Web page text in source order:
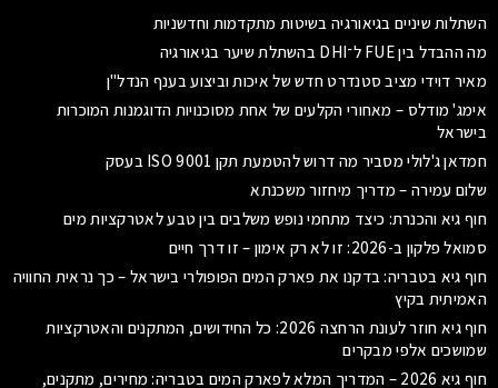
השתלות שיניים בגיאורגיה בשיטות מתקדמות וחדשניות
מה ההבדל בין FUE ל־DHI בהשתלת שיער בגיאורגיה
מאיר דוידי מציב סטנדרט חדש של איכות וביצוע בענף הנדל"ן
אימג' מודלס – מאחורי הקלעים של אחת מסוכנויות הדוגמנות המוכרות
בישראל
חמדאן ג'לולי מסביר מה דרוש להטמעת תקן ISO 9001 בעסק
שלום עמירה – מדריך מיחזור משכנתא
חוף גיא והכנרת: כיצד מתחמי נופש משלבים בין טבע לאטרקציות מים
סמואל פלקון ב-2026: זו לא רק אימון – זו דרך חיים
חוף גיא בטבריה: בדקנו את פארק המים הפופולרי בישראל – כך נראית החוויה
האמיתית בקיץ
חוף גיא חוזר לעונת הרחצה 2026: כל החידושים, המתקנים והאטרקציות
שמושכים אלפי מבקרים
חוף גיא 2026 – המדריך המלא לפארק המים בטבריה: מחירים, מתקנים,